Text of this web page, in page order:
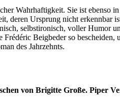
Wahrhaftigkeit. Sie ist ebenso
deren Ursprung nicht erkennbar
selbstironisch, voller
Beigbeder so
des Jahrzehnts.
von Brigitte Große. Piper